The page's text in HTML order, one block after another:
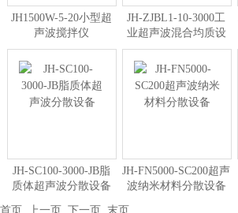
JH1500W-5-20小型超
声波搅拌仪
JH-ZJBL1-10-3000工
业超声波混合均质设
备
JH-SC100-3000-JB脂
质体超声波分散设备
JH-FN5000-SC200超声
波纳米材料分散设备
首页 上一页 下一页 末页